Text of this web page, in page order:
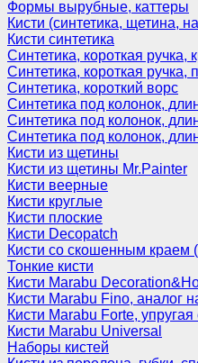
Формы вырубные, каттеры
Кисти (синтетика, щетина,
Кисти синтетика
Синтетика, короткая ручка,
Синтетика, короткая ручка,
Синтетика, короткий ворс
Синтетика под колонок,
Синтетика под колонок,
Синтетика под колонок,
Кисти из щетины
Кисти из щетины Mr.Painter
Кисти веерные
Кисти круглые
Кисти плоские
Кисти Decopatch
Кисти со скошенным краем
Тонкие кисти
Кисти Marabu
Кисти Marabu Fino, аналог
Кисти Marabu Forte, упругая
Кисти Marabu Universal
Наборы кистей